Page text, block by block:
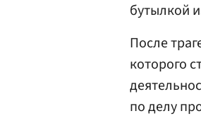
бутылкой
После
которого
по делу